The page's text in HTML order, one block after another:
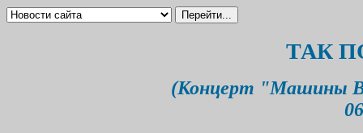
ТАК
(Концерт "Машины